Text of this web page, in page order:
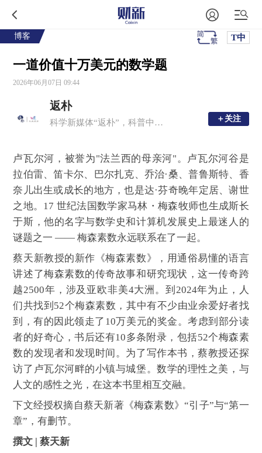
博客 T中
一道价值十万美元的数学题
2026年06月07日 09:44
返朴
科学新媒体“返朴”，科普中国子品牌，倡导“溯源守拙，问学求新”。 ＋关注
＋关注
卢瓦尔河，被誉为"法兰西的母亲河"。卢瓦尔河谷是
拉伯雷、笛卡尔、巴尔扎克、乔治·桑、普鲁斯特、香
奈儿出生或成长的地方，也是达·芬奇晚年定居、谢世
之地。17 世纪法国数学家马林・梅森牧师也生成斯长
于斯，他的名字与数学史和计算机发展史上最迷人的
谜题之一 —— 梅森素数永远联系在了一起。
蔡天新教授的新作《梅森素数》，用通俗易懂的语言
讲述了梅森素数的传奇故事和研究现状，这一传奇跨
越2500年，涉及亚欧非美4大洲。到2024年为止，人
们共找到52个梅森素数，其中有不少由业余爱好者找
到，有的因此领走了10万美元的奖金。考虑到部分读
者的好奇心，书后还有10多条附录，包括52个梅森素
数的发现者和发现时间。为了写作本书，蔡教授还探
访了卢瓦尔河畔的小镇与城堡。数学的理性之美，与
人文的感性之光，在这本书里相互交融。
下文经授权摘自蔡天新著《梅森素数》“引子”与“第一
章”，有删节。
撰文 | 蔡天新